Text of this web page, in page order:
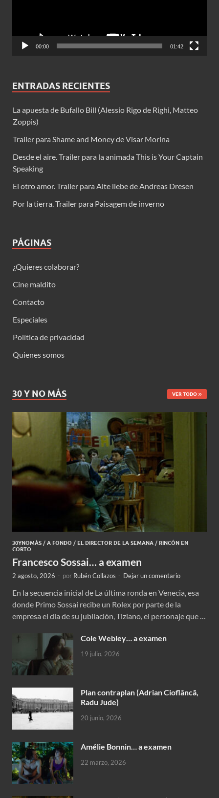
00:00 01:42
ENTRADAS RECIENTES
La apuesta de Bufallo Bill (Alessio Rigo de Righi, Matteo
Zoppis)
Trailer para Shame and Money de Visar Morina
Desde el aire. Trailer para la animada This is Your Captain
Speaking
El otro amor. Trailer para Alte liebe de Andreas Dresen
Por la tierra. Trailer para Paisagem de inverno
PÁGINAS
¿Quieres colaborar?
Cine maldito
Contacto
Especiales
Política de privacidad
Quienes somos
30 Y NO MÁS VER TODO
30YNOMÁS / A FONDO / EL DIRECTOR DE LA SEMANA / RINCÓN EN
CORTO
Francesco Sossai… a examen
2 agosto, 2026 - por Rubén Collazos - Dejar un comentario
En la secuencia inicial de La última ronda en Venecia, esa
donde Primo Sossai recibe un Rolex por parte de la
empresa el día de su jubilación, Tiziano, el personaje que …
Cole Webley… a examen
19 julio, 2026
Plan contraplan (Adrian Cioflâncã,
Radu Jude)
20 junio, 2026
Amélie Bonnin… a examen
22 marzo, 2026